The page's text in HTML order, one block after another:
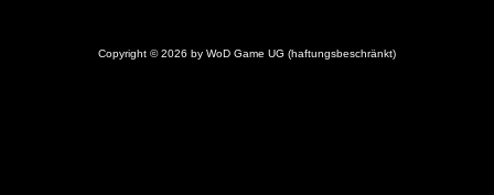
Copyright © 2026 by WoD Game UG (haftungsbeschränkt)